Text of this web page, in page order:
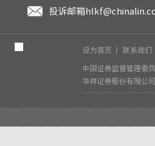
投诉邮箱
设为首页 联系我们
中国证券监督管理委
华林证券股份有限公司